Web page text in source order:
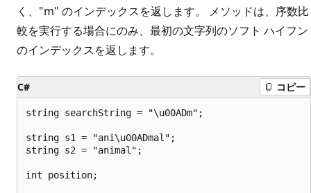
く、"m" のインデックスを返します。 メソッドは、序数比
較を実行する場合にのみ、最初の文字列のソフト ハイフン
のインデックスを返します。
C# コピー
string searchString = "\u00ADm";
string s1 = "ani\u00ADmal";
string s2 = "animal";
int position;